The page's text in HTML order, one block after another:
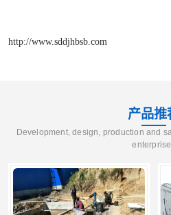
http://www.sddjhbsb.com
产品推
Development, design, production and